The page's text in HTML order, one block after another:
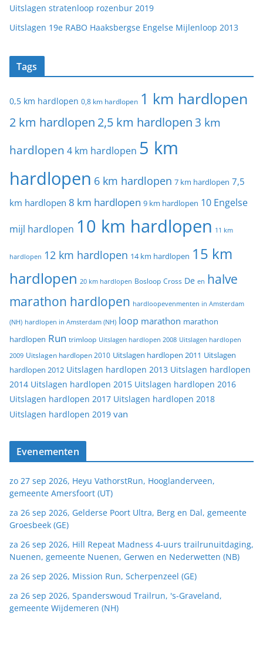
Uitslagen stratenloop rozenbur 2019
Uitslagen 19e RABO Haaksbergse Engelse Mijlenloop 2013
Tags
0,5 km hardlopen 0,8 km hardlopen 1 km hardlopen
2 km hardlopen 2,5 km hardlopen 3 km
hardlopen 4 km hardlopen 5 km
hardlopen 6 km hardlopen 7 km hardlopen 7,5
km hardlopen 8 km hardlopen 9 km hardlopen 10 Engelse
mijl hardlopen 10 km hardlopen 11 km
hardlopen 12 km hardlopen 14 km hardlopen 15 km
hardlopen 20 km hardlopen Bosloop Cross De en halve
marathon hardlopen hardloopevenmenten in Amsterdam
(NH) hardlopen in Amsterdam (NH) loop marathon marathon
hardlopen Run trimloop Uitslagen hardlopen 2008 Uitslagen hardlopen
2009 Uitslagen hardlopen 2010 Uitslagen hardlopen 2011 Uitslagen
hardlopen 2012 Uitslagen hardlopen 2013 Uitslagen hardlopen
2014 Uitslagen hardlopen 2015 Uitslagen hardlopen 2016
Uitslagen hardlopen 2017 Uitslagen hardlopen 2018
Uitslagen hardlopen 2019 van
Evenementen
zo 27 sep 2026, Heyu VathorstRun, Hooglanderveen,
gemeente Amersfoort (UT)
za 26 sep 2026, Gelderse Poort Ultra, Berg en Dal, gemeente
Groesbeek (GE)
za 26 sep 2026, Hill Repeat Madness 4-uurs trailrunuitdaging,
Nuenen, gemeente Nuenen, Gerwen en Nederwetten (NB)
za 26 sep 2026, Mission Run, Scherpenzeel (GE)
za 26 sep 2026, Spanderswoud Trailrun, 's-Graveland,
gemeente Wijdemeren (NH)